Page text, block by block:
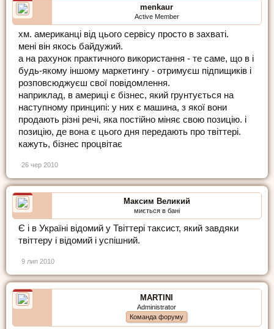
menkaur
Active Member
хм. американці від цього сервісу просто в захваті.
мені він якось байдужий.
а на рахунок практичного використання - те саме, що в і
будь-якому іншому маркетингу - отримуєш підпищиків і
розповсюджуєш свої повідомлення.
наприклад, в америці є бізнес, який грунтується на
наступному принципі: у них є машина, з якої вони
продають різні речі, яка постійно міняє свою позицію. і
позицію, де вона є цього дня передають про твіттері.
кажуть, бізнес процвітає
26 чер 2010
Максим Великий
миється в бані
Є і в Україні відомий у Твіттері таксист, який завдяки
твіттеру і відомий і успішний.
9 лип 2010
MARTINI
Administrator
Команда форуму